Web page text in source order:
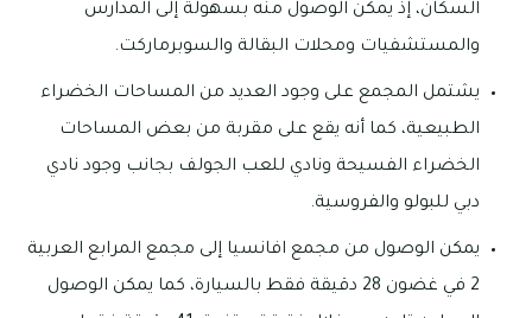
السكان، إذ يمكن الوصول منه بسهولة إلى المدارس
والمستشفيات ومحلات البقالة والسوبرماركت.
يشتمل المجمع على وجود العديد من المساحات الخضراء
الطبيعية، كما أنه يقع على مقربة من بعض المساحات
الخضراء الفسيحة ونادي للعب الجولف بجانب وجود نادي
دبي للبولو والفروسية.
يمكن الوصول من مجمع افانسيا إلى مجمع المرابع العربية
2 في غضون 28 دقيقة فقط بالسيارة، كما يمكن الوصول